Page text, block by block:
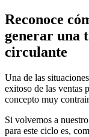
Reconoce
generar una
circulante
Una de las
exitoso de las ventas
concepto muy
Si volvemos a
para este ciclo es,